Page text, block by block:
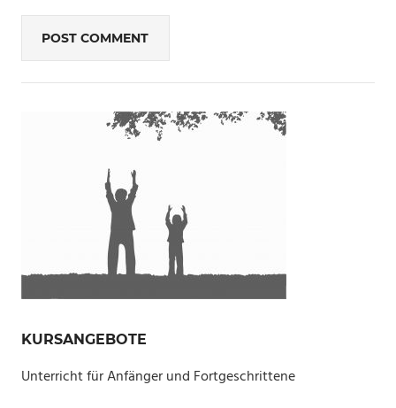
KURSANGEBOTE
Unterricht für Anfänger und Fortgeschrittene